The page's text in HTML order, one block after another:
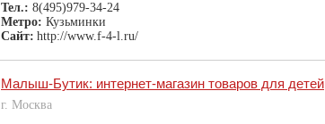
Тел.: 8(495)979-34-24
Метро: Кузьминки
Сайт: http://www.f-4-l.ru/
Малыш-Бутик: интернет-магазин товаров для детей
г. Москва